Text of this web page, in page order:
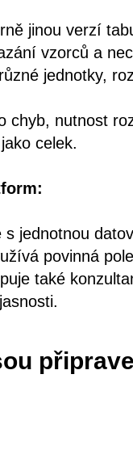
jinou verzí
vzorců a
jednotky,
chyb, nutnost
celek.
jednotnou
povinná
také